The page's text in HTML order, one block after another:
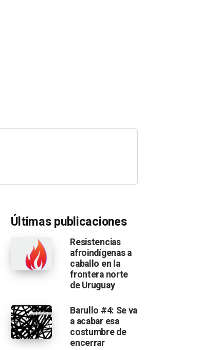
Últimas publicaciones
Resistencias
afroindígenas a
caballo en la
frontera norte
de Uruguay
Barullo #4: Se va
a acabar esa
costumbre de
encerrar